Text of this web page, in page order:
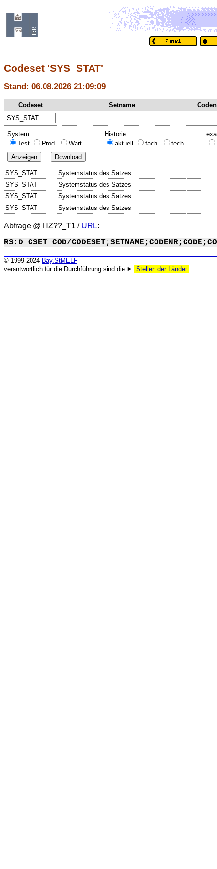
Codeset 'SYS_STAT'
Stand: 06.08.2026 21:09:09
Codeset Setname
System:
Test
Prod. Wart.
Historie:
aktuell
fach. tech.
SYS_STAT
Systemstatus des Satzes
SYS_STAT
Systemstatus des Satzes
SYS_STAT
Systemstatus des Satzes
SYS_STAT
Systemstatus des Satzes
Abfrage @ HZ??_T1 / URL:
RS:D_CSET_COD/
© 1999-2024 Bay.StMELF
verantwortlich für die Durchführung sind die ⯈
Stellen der Länder